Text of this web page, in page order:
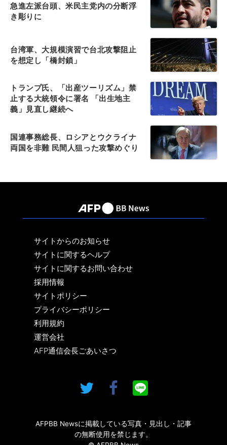
急進左派台頭、米民主党内の分断浮
き彫りに
台湾軍、大規模演習で台北攻撃阻止
を想定し「橋封鎖」
トランプ氏、「出産ツーリズム」禁
止する大統領令に署名 「出生地主
義」見直し継続へ
国連事務総長、ロシアとウクライナ
両国を非難 民間人狙った攻撃めぐり
サイトからのお知らせ
サイトに関するヘルプ
サイトに関するお問い合わせ
採用情報
サイトポリシー
プライバシーポリシー
利用規約
運営会社
AFP通信会長ごあいさつ
AFPBB Newsに掲載している写真・見出し・記事
の無断使用を禁じます。